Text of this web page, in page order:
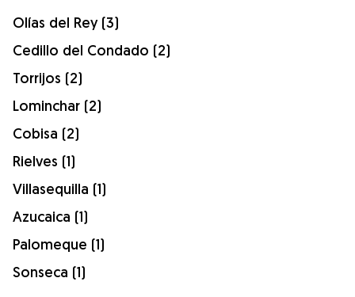
Olías del Rey (3)
Cedillo del Condado (2)
Torrijos (2)
Lominchar (2)
Cobisa (2)
Rielves (1)
Villasequilla (1)
Azucaica (1)
Palomeque (1)
Sonseca (1)